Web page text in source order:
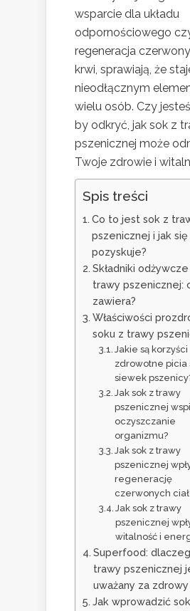
wsparcie dla układu
odpornościowego
regeneracja
krwi, sprawiają, że
nieodłącznym
wielu osób. Czy
by odkryć, jak sok z
pszenicznej może
Twoje zdrowie i
Spis treści
Co to jest sok z
pszenicznej i jak się
pozyskuje?
Składniki
trawy pszenicznej:
zawiera?
Właściwości
soku z trawy
Jakie są korzyści
zdrowotne picia
siewek
Jak sok z trawy
pszenicznej
oczyszczanie
organizmu?
Jak sok z trawy
pszenicznej
regenerację
czerwonych
Jak sok z trawy
pszenicznej
witalność i
Superfood:
trawy pszenicznej
uważany za
Jak wprowadzić